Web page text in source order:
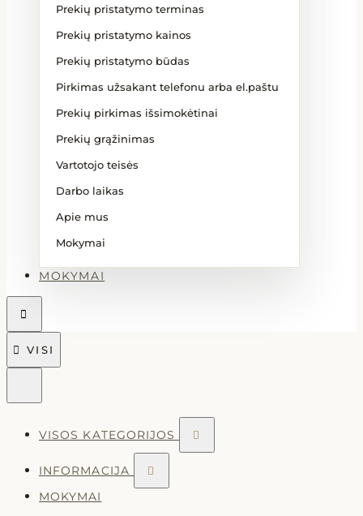
Prekių pristatymo terminas
Prekių pristatymo kainos
Prekių pristatymo būdas
Pirkimas užsakant telefonu arba el.paštu
Prekių pirkimas išsimokėtinai
Prekių grąžinimas
Vartotojo teisės
Darbo laikas
Apie mus
Mokymai
MOKYMAI

 VISI
VISOS KATEGORIJOS 
INFORMACIJA

MOKYMAI